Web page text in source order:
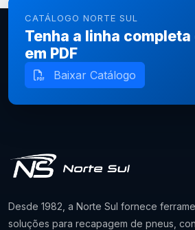
CATÁLOGO NORTE SUL
Tenha a linha
em PDF
Baixar Catálogo
Desde 1982, a Norte Sul fornece
soluções para recapagem de pneus,